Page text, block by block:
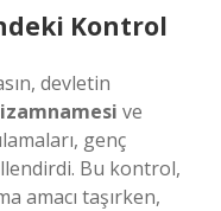
Kontrol
devletin
ve
genç
Bu kontrol,
amacı taşırken,